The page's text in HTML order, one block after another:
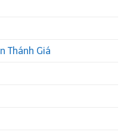
Thánh Giá